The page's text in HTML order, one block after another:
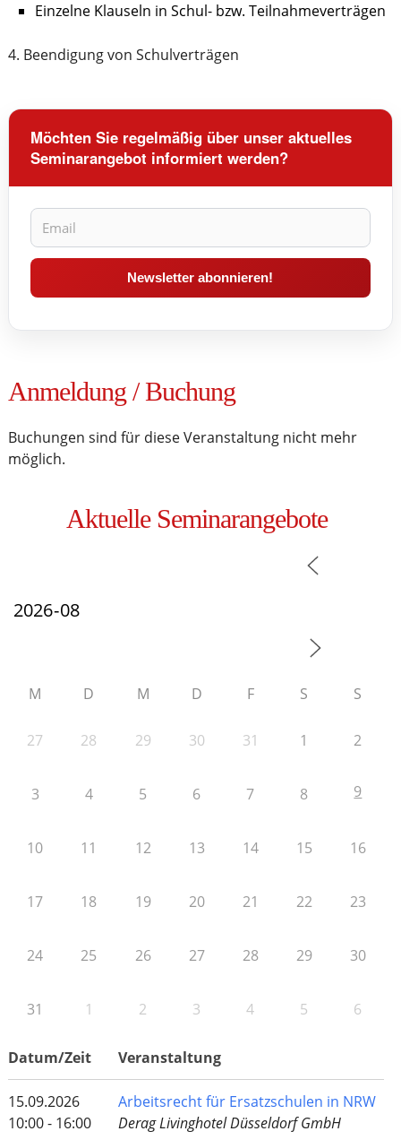
Einzelne Klauseln in Schul- bzw. Teilnahmeverträgen
4. Beendigung von Schulverträgen
Möchten Sie regelmäßig über unser aktuelles
Seminarangebot informiert werden?
Anmeldung / Buchung
Buchungen sind für diese Veranstaltung nicht mehr
möglich.
Aktuelle Seminarangebote
M D M D F S S
27 28 29 30 31 1 2
3 4 5 6 7 8 9
10 11 12 13 14 15 16
17 18 19 20 21 22 23
24 25 26 27 28 29 30
31 1 2 3 4 5 6
Datum/Zeit Veranstaltung
15.09.2026
10:00 - 16:00
Arbeitsrecht für Ersatzschulen in NRW
Derag Livinghotel Düsseldorf GmbH